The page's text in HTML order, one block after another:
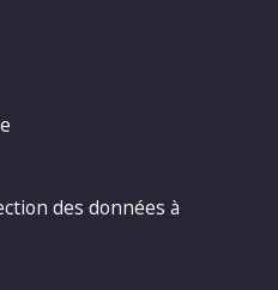
des données à